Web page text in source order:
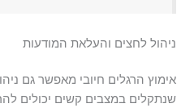
ניהול לחצים והעלאת המודעות
אימוץ הרגלים חיובי מאפשר גם
שנתקלים במצבים קשים יכולים